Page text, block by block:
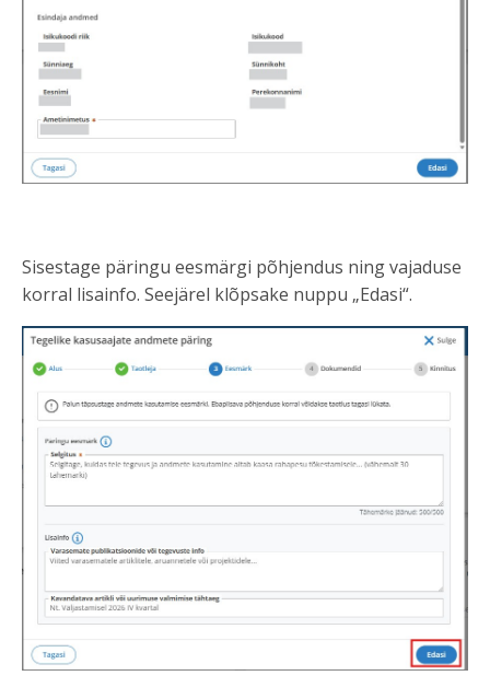
Sisestage päringu eesmärgi põhjendus ning vajaduse
korral lisainfo. Seejärel klõpsake nuppu „Edasi“.